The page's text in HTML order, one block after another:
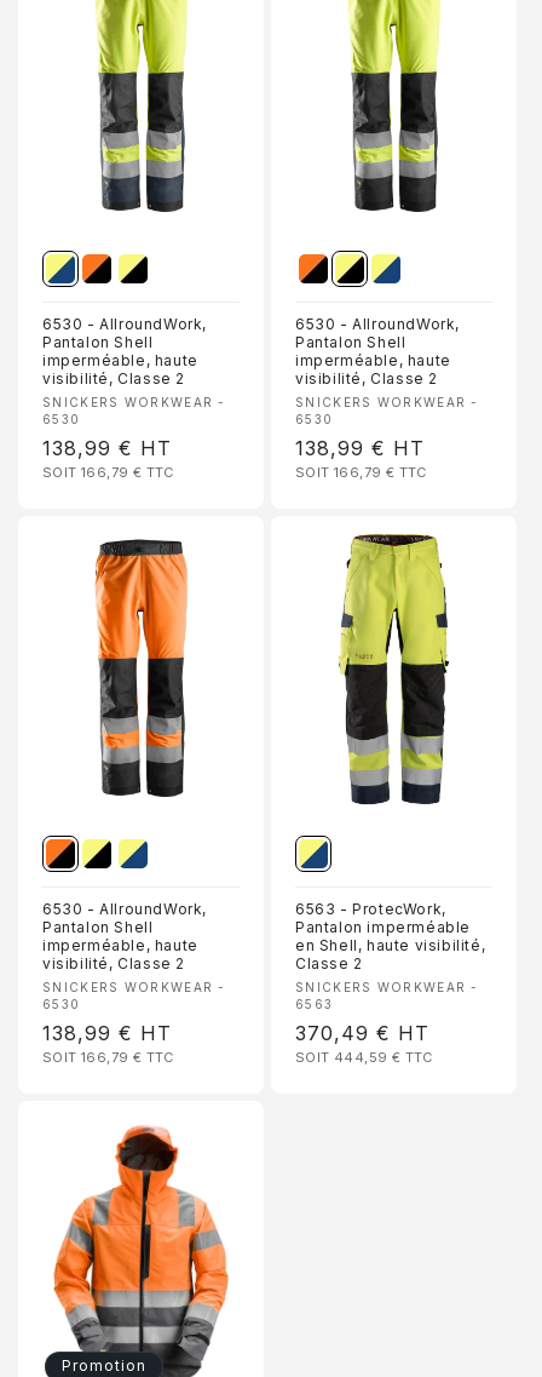
6530 - AllroundWork,
Pantalon Shell
imperméable, haute
visibilité, Classe 2
Fournisseur :
SNICKERS WORKWEAR -
6530
Prix
habituel
138,99 € HT
SOIT 166,79 € TTC
6530 - AllroundWork,
Pantalon Shell
imperméable, haute
visibilité, Classe 2
Fournisseur :
SNICKERS WORKWEAR -
6530
Prix
habituel
138,99 € HT
SOIT 166,79 € TTC
6530 - AllroundWork,
Pantalon Shell
imperméable, haute
visibilité, Classe 2
Fournisseur :
SNICKERS WORKWEAR -
6530
Prix
habituel
138,99 € HT
SOIT 166,79 € TTC
6563 - ProtecWork,
Pantalon imperméable
en Shell, haute visibilité,
Classe 2
Fournisseur :
SNICKERS WORKWEAR -
6563
Prix
habituel
370,49 € HT
SOIT 444,59 € TTC
Promotion
PROFITEZ DE 10 % DE
RÉDUCTION
Inscrivez-vous pour recevoir 10 % de réduction sur votre
première commande et un accès exclusif à nos meilleures
Email
S’inscrire
Non, merci